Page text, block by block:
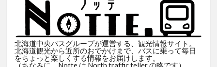
北海道中央バスグループが運営する、観光情報サイト。
北海道観光から近所のおでかけまで、バスに乗って毎日
をちょっと楽しくする情報をお届けします。
（ちなみに、Notte は North traffic teller の略です）